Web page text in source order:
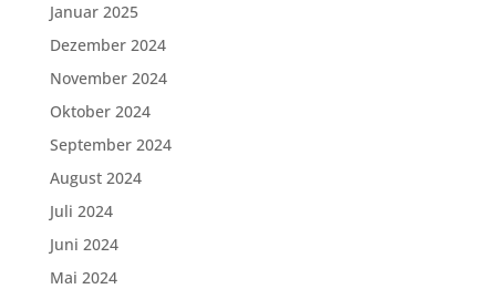
Januar 2025
Dezember 2024
November 2024
Oktober 2024
September 2024
August 2024
Juli 2024
Juni 2024
Mai 2024